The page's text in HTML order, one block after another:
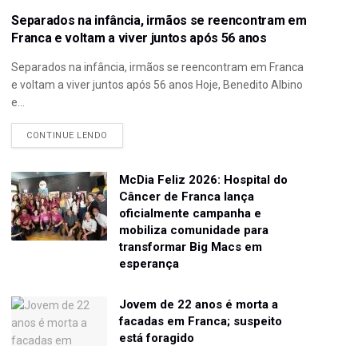
Separados na infância, irmãos se reencontram em
Franca e voltam a viver juntos após 56 anos
Separados na infância, irmãos se reencontram em Franca
e voltam a viver juntos após 56 anos Hoje, Benedito Albino
e...
CONTINUE LENDO
McDia Feliz 2026: Hospital do
Câncer de Franca lança
oficialmente campanha e
mobiliza comunidade para
transformar Big Macs em
esperança
Jovem de 22 anos é morta a
facadas em Franca; suspeito
está foragido